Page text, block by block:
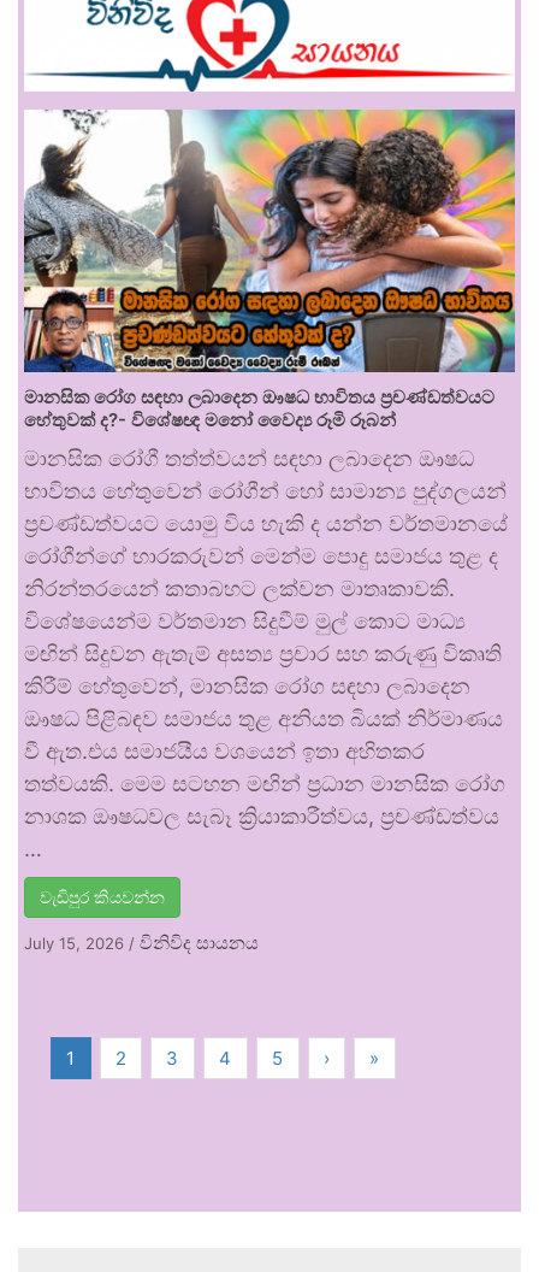
මානසික රෝග සඳහා ලබාදෙන ඖෂධ භාවිතය ප්‍රචණ්ඩත්වයට
හේතුවක් ද?- විශේෂඥ මනෝ වෛද්‍ය රූමි රූබන්
මානසික රෝගී තත්ත්වයන් සඳහා ලබාදෙන ඖෂධ
භාවිතය හේතුවෙන් රෝගීන් හෝ සාමාන්‍ය පුද්ගලයන්
ප්‍රචණ්ඩත්වයට යොමු විය හැකි ද යන්න වර්තමානයේ
රෝගීන්ගේ භාරකරුවන් මෙන්ම පොදු සමාජය තුළ ද
නිරන්තරයෙන් කතාබහට ලක්වන මාතෘකාවකි.
විශේෂයෙන්ම වර්තමාන සිදුවීම් මුල් කොට මාධ්‍ය
මඟින් සිදුවන ඇතැම් අසත්‍ය ප්‍රචාර සහ කරුණු විකෘති
කිරීම් හේතුවෙන්, මානසික රෝග සඳහා ලබාදෙන
ඖෂධ පිළිබඳව සමාජය තුළ අනියත බියක් නිර්මාණය
වී ඇත.එය සමාජයීය වශයෙන් ඉතා අහිතකර
තත්වයකි. මෙම සටහන මඟින් ප්‍රධාන මානසික රෝග
නාශක ඖෂධවල සැබෑ ක්‍රියාකාරීත්වය, ප්‍රචණ්ඩත්වය
…
වැඩිපුර කියවන්න
July 15, 2026 / විනිවිද සායනය
1 2 3 4 5 › »